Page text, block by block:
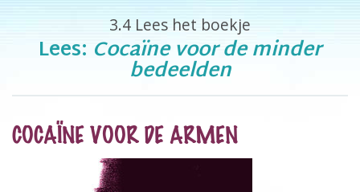
3.4 Lees het boekje
Lees: Cocaïne voor de minder
bedeelden
COCAÏNE VOOR DE ARMEN